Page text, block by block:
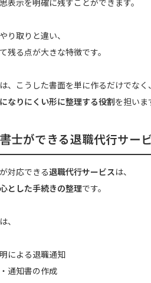
り取りと違い、
残る点が大きな特徴です。
、こうした書面を単に作るだけでなく、
なりにくい形に整理する役割を担いま
士ができる退職代行サー
対応できる退職代行サービス は、
とした手続きの整理です。
、
による退職通知
通知書の作成